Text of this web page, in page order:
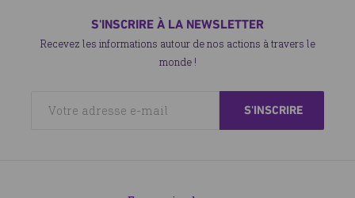
S'INSCRIRE À LA NEWSLETTER
Recevez les informations autour de nos actions à travers le
monde !